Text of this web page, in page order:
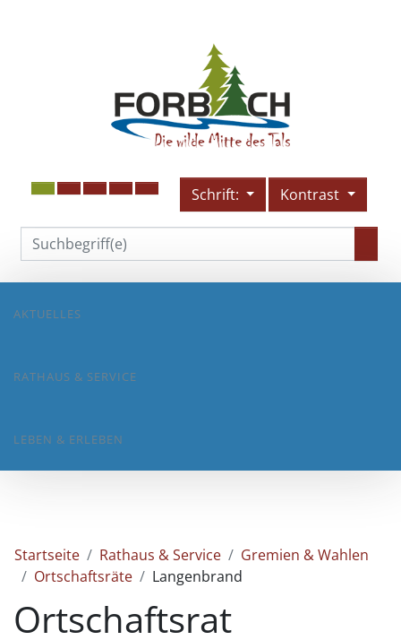
Schrift: Kontrast
AKTUELLES
RATHAUS & SERVICE
LEBEN & ERLEBEN
Startseite Rathaus & Service
Gremien & Wahlen
Ortschaftsräte
Langenbrand
Ortschaftsrat